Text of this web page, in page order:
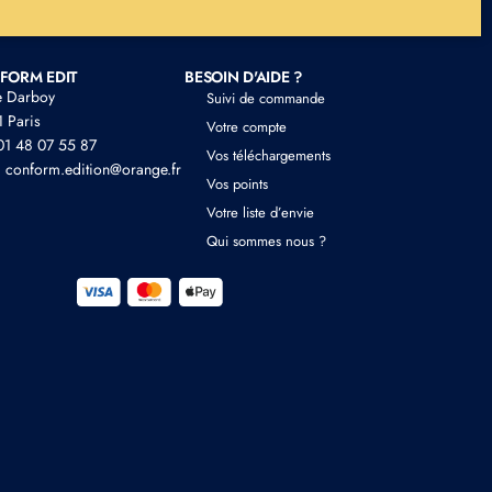
EDIT
Darboy
Paris
48 07 55 87
conform.edition@orange.fr
BESOIN D'AIDE ?
Suivi de commande
Votre compte
Vos téléchargements
Vos points
Votre liste d’envie
Qui sommes nous ?